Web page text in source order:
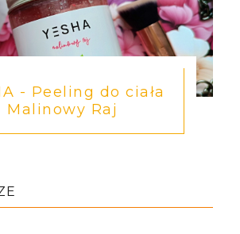
- Peeling do ciała
Malinowy Raj